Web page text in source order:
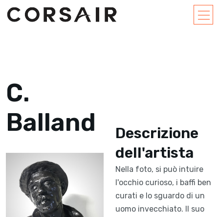
C.
Balland
Descrizione
dell'artista
Nella foto, si può intuire
l'occhio curioso, i baffi ben
curati e lo sguardo di un
uomo invecchiato. Il suo